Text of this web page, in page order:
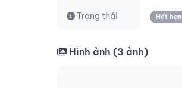
Trạng thái Hết hạn
Hình ảnh (3 ảnh)